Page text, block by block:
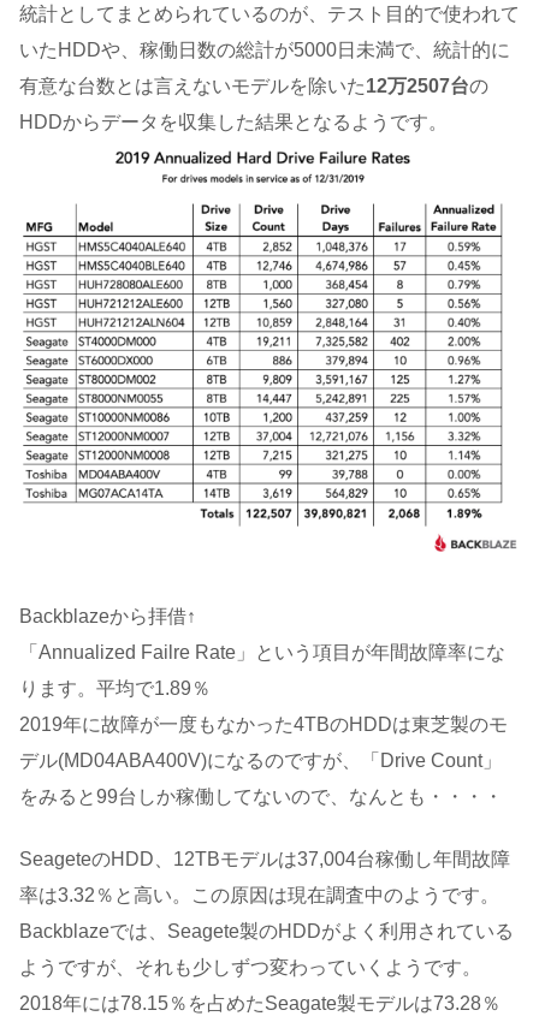
統計としてまとめられているのが、テスト目的で使われて
いたHDDや、稼働日数の総計が5000日未満で、統計的に
有意な台数とは言えないモデルを除いた12万2507台の
HDDからデータを収集した結果となるようです。
Backblazeから拝借↑
「Annualized Failre Rate」という項目が年間故障率にな
ります。平均で1.89％
2019年に故障が一度もなかった4TBのHDDは東芝製のモ
デル(MD04ABA400V)になるのですが、「Drive Count」
をみると99台しか稼働してないので、なんとも・・・・
SeageteのHDD、12TBモデルは37,004台稼働し年間故障
率は3.32％と高い。この原因は現在調査中のようです。
Backblazeでは、Seagete製のHDDがよく利用されている
ようですが、それも少しずつ変わっていくようです。
2018年には78.15％を占めたSeagate製モデルは73.28％